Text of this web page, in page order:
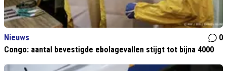
Nieuws
0
Congo: aantal bevestigde ebolagevallen stijgt tot bijna 4000